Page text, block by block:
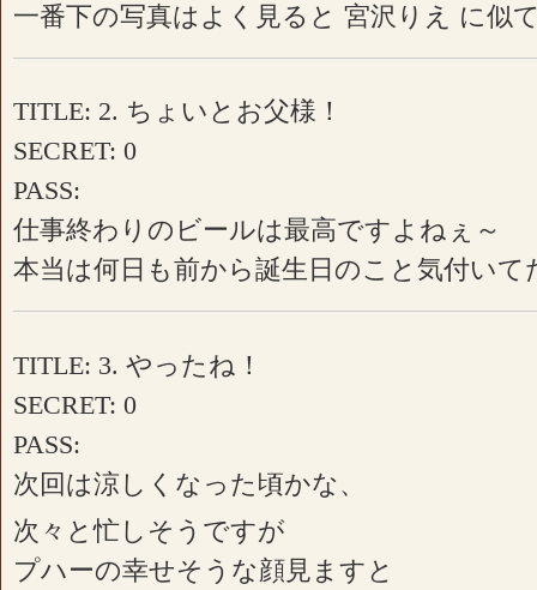
一番下の写真はよく見ると 宮沢りえ に似
TITLE: 2. ちょいとお父様！
SECRET: 0
PASS:
仕事終わりのビールは最高ですよねぇ～
本当は何日も前から誕生日のこと気付いて
TITLE: 3. やったね！
SECRET: 0
PASS:
次回は涼しくなった頃かな、
次々と忙しそうですが
プハーの幸せそうな顔見ますと